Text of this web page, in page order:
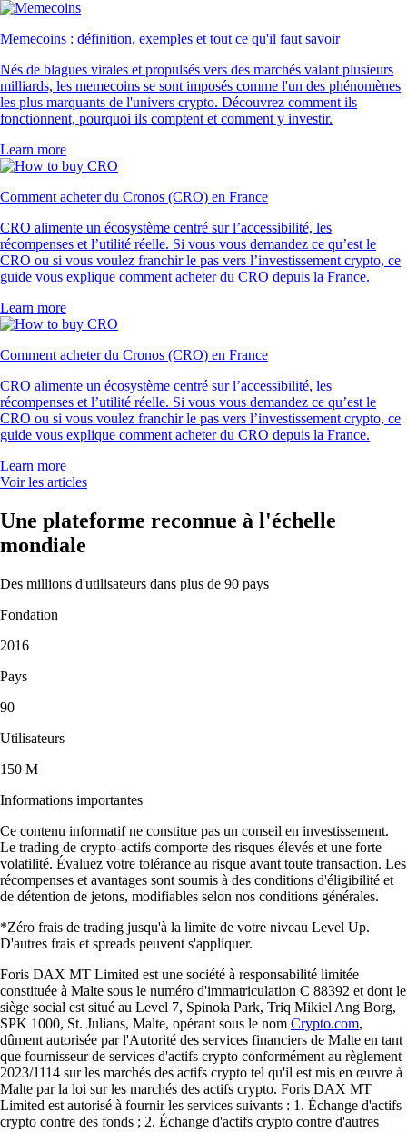
Memecoins : définition, exemples et tout ce qu'il faut savoir
Nés de blagues virales et propulsés vers des marchés valant plusieurs
milliards, les memecoins se sont imposés comme l'un des phénomènes
les plus marquants de l'univers crypto. Découvrez comment ils
fonctionnent, pourquoi ils comptent et comment y investir.
Learn more
Comment acheter du Cronos (CRO) en France
CRO alimente un écosystème centré sur l’accessibilité, les
récompenses et l’utilité réelle. Si vous vous demandez ce qu’est le
CRO ou si vous voulez franchir le pas vers l’investissement crypto, ce
guide vous explique comment acheter du CRO depuis la France.
Learn more
Comment acheter du Cronos (CRO) en France
CRO alimente un écosystème centré sur l’accessibilité, les
récompenses et l’utilité réelle. Si vous vous demandez ce qu’est le
CRO ou si vous voulez franchir le pas vers l’investissement crypto, ce
guide vous explique comment acheter du CRO depuis la France.
Learn more
Voir les articles
Une plateforme reconnue à l'échelle
mondiale
Des millions d'utilisateurs dans plus de 90 pays
Fondation
2016
Pays
90
Utilisateurs
150 M
Informations importantes
Ce contenu informatif ne constitue pas un conseil en investissement.
Le trading de crypto-actifs comporte des risques élevés et une forte
volatilité. Évaluez votre tolérance au risque avant toute transaction. Les
récompenses et avantages sont soumis à des conditions d'éligibilité et
de détention de jetons, modifiables selon nos conditions générales.
*Zéro frais de trading jusqu'à la limite de votre niveau Level Up.
D'autres frais et spreads peuvent s'appliquer.
Foris DAX MT Limited est une société à responsabilité limitée
constituée à Malte sous le numéro d'immatriculation C 88392 et dont le
siège social est situé au Level 7, Spinola Park, Triq Mikiel Ang Borg,
SPK 1000, St. Julians, Malte, opérant sous le nom Crypto.com,
dûment autorisée par l'Autorité des services financiers de Malte en tant
que fournisseur de services d'actifs crypto conformément au règlement
2023/1114 sur les marchés des actifs crypto tel qu'il est mis en œuvre à
Malte par la loi sur les marchés des actifs crypto. Foris DAX MT
Limited est autorisé à fournir les services suivants : 1. Échange d'actifs
crypto contre des fonds ; 2. Échange d'actifs crypto contre d'autres